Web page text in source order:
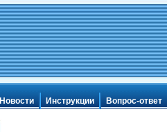
Новости Инструкции Вопрос-ответ